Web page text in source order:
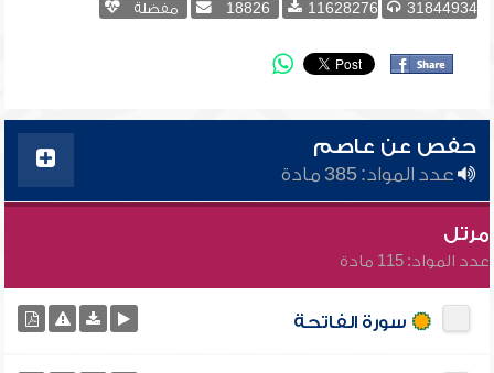
31844934
11628276
18826 مفضلة
حفص عن عاصم
عدد المواد: 385 مادة
مرتل
عدد المواد: 115 مادة
سورة الفاتحة